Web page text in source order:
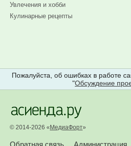
Увлечения и хобби
Кулинарные рецепты
Пожалуйста, об ошибках в работе
"Обсуждение
© 2014-2026 «МедиаФорт»
Обратная связь Администрация